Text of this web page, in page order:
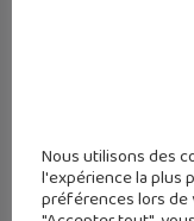
Lecture
Nous utilisons des
l'expérience la plus
préférences lors de